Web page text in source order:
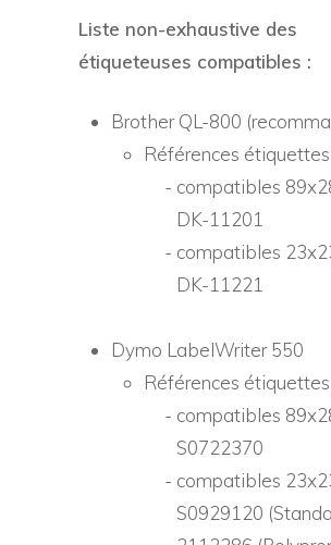
Liste non-exhaustive des
étiqueteuses compatibles :
Brother QL-800
Références étiquettes
compatibles
DK-11201
compatibles
DK-11221
Dymo LabelWriter 550
Références étiquettes
compatibles
S0722370
compatibles
S0929120